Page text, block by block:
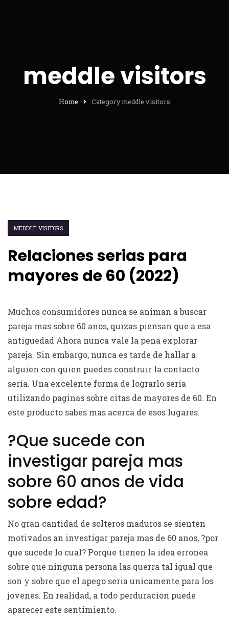
meddle visitors
Home Category meddle visitors
MEDDLE VISITORS
Relaciones serias para
mayores de 60 (2022)
Muchos consumidores nunca se animan a buscar
pareja mas sobre 60 anos, quizas piensan que a esa
antiguedad Ahora nunca vale la pena explorar
pareja. Sin embargo, nunca es tarde de hallar a
alguien con quien puedes construir la contacto
seria. Una excelente forma de lograrlo seri­a
utilizando paginas sobre citas de mayores de 60. En
este producto sabes mas acerca de esos lugares.
?Que sucede con
investigar pareja mas
sobre 60 anos de vida
sobre edad?
No gran cantidad de solteros maduros se sienten
motivados an investigar pareja mas de 60 anos, ?por
que sucede lo cual? Porque tienen la idea erronea
sobre que ninguna persona las querra tal igual que
son y sobre que el apego seri­a unicamente para los
jovenes. En realidad, a todo perduracion puede
aparecer este sentimiento.